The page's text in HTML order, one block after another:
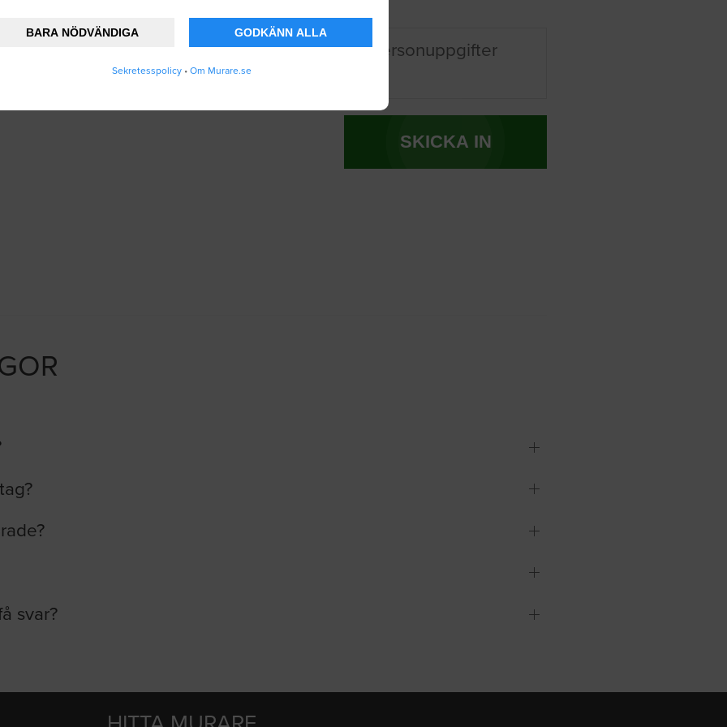
BARA NÖDVÄNDIGA GODKÄNN ALLA
Sekretesspolicy • Om Murare.se
att Murare.se lagrar och använder mina personuppgifter
.
SKICKA IN
svar?